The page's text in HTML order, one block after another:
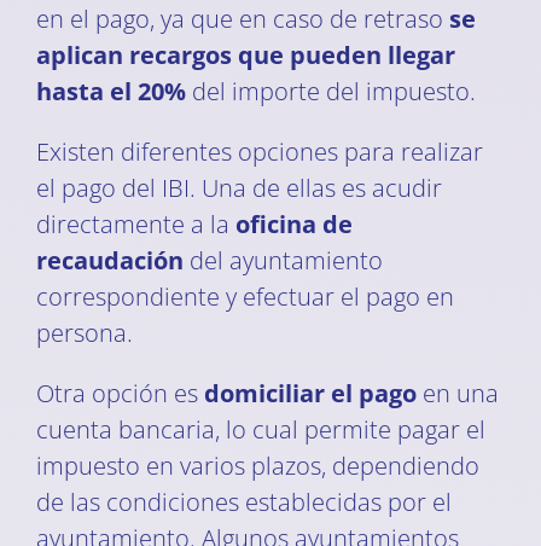
en el pago, ya que en caso de retraso se
aplican recargos que pueden llegar
hasta el 20%del importe del impuesto.
Existen diferentes opciones para realizar
el pago del IBI. Una de ellas es acudir
directamente a la oficina de
recaudación del ayuntamiento
correspondiente y efectuar el pago en
persona.
Otra opción es domiciliar el pagoen una
cuenta bancaria, lo cual permite pagar el
impuesto en varios plazos, dependiendo
de las condiciones establecidas por el
ayuntamiento. Algunos ayuntamientos